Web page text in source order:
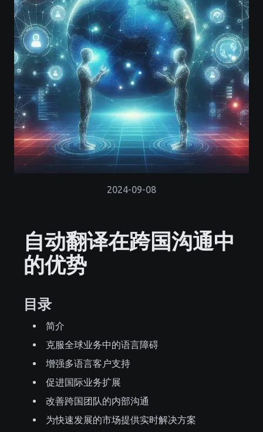
2024-09-08
自动翻译在跨国沟通中
的优势
目录
简介
克服全球业务中的语言障碍
增强多语言客户支持
促进国际业务扩展
改善跨国团队的内部沟通
为快速发展的市场提供实时解决方案